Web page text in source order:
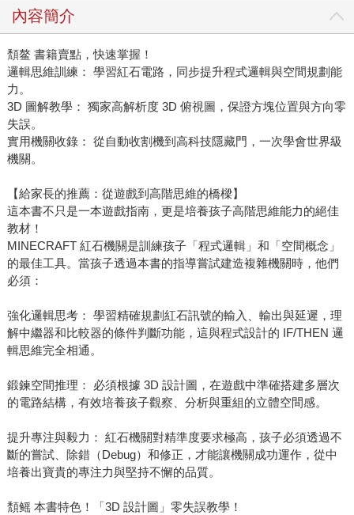
內容簡介
頽鳌 書籍賣點，快速掌握！
邏輯思維訓練： 學習紅石電路，同步提升程式邏輯與空間規劃能
力。
3D 圖解教學： 獨家高解析度 3D 俯視圖，保證方塊位置與方向零
失誤。
實用機關收錄： 從自動收割機到高科技隱藏門，一次學會世界級
機關。
【給家長的推薦：從遊戲到高階思維的橋樑】
這本書不只是一本遊戲指南，更是培養孩子高階思維能力的絕佳
教材！
MINECRAFT 紅石機關是訓練孩子「程式邏輯」和「空間概念」
的最佳工具。當孩子透過本書的指導嘗試建造複雜機關時，他們
必須：
強化邏輯思考： 學習精確規劃紅石訊號的輸入、輸出與延遲，理
解中繼器和比較器的條件判斷功能，這與程式設計的 IF/THEN 邏
輯思維完全相通。
鍛鍊空間推理： 必須根據 3D 設計圖，在遊戲中準確搭建多層次
的電路結構，有效培養孩子觀察、分析與重組的立體空間感。
提升專注與毅力： 紅石機關對精準度要求極高，孩子必須透過不
斷的嘗試、除錯（Debug）和修正，才能讓機關成功運作，從中
培養出寶貴的專注力與堅持不懈的品質。
頽鳐 本書特色！「3D 設計圖」零失誤教學！